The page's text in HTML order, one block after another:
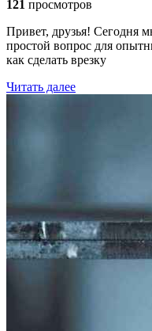
121 просмотров
Привет, друзья! Сегодня
простой вопрос для
как сделать врезку
Читать далее